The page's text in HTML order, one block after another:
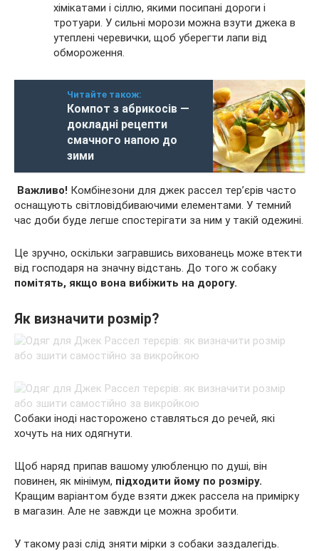
хімікатами і сіллю, якими посипані дороги і
тротуари. У сильні морози можна взути джека в
утеплені черевички, щоб уберегти лапи від
обмороження.
Читайте також:
Компот з абрикосів —
докладні рецепти
смачного напою до
зими
Важливо! Комбінезони для джек рассел тер’єрів часто
оснащують світловідбиваючими елементами. У темний
час доби буде легше спостерігати за ним у такій одежині.
Це зручно, оскільки загравшись вихованець може втекти
від господаря на значну відстань. До того ж собаку
помітять, якщо вона вибіжить на дорогу.
Як визначити розмір?
Собаки іноді насторожено ставляться до речей, які
хочуть на них одягнути.
Щоб наряд припав вашому улюбленцю по душі, він
повинен, як мінімум, підходити йому по розміру.
Кращим варіантом буде взяти джек рассела на примірку
в магазин. Але не завжди це можна зробити.
У такому разі слід зняти мірки з собаки заздалегідь.